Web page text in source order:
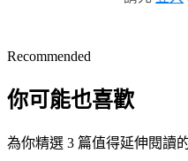
Recommended
你可能也喜歡
為你精選 3 篇值得延伸閱讀